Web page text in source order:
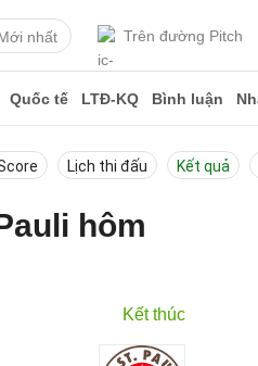
nhất Trên đường Pitch
Quốc tế LTĐ-KQ Bình luận
Lịch thi đấu Kết quả
hôm
Kết thúc